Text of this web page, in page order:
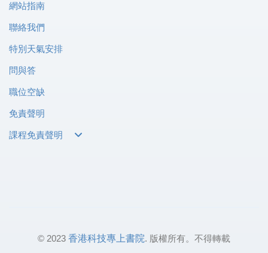
網站指南
聯絡我們
特別天氣安排
問與答
職位空缺
免責聲明
課程免責聲明
© 2023 香港科技專上書院. 版權所有。不得轉載